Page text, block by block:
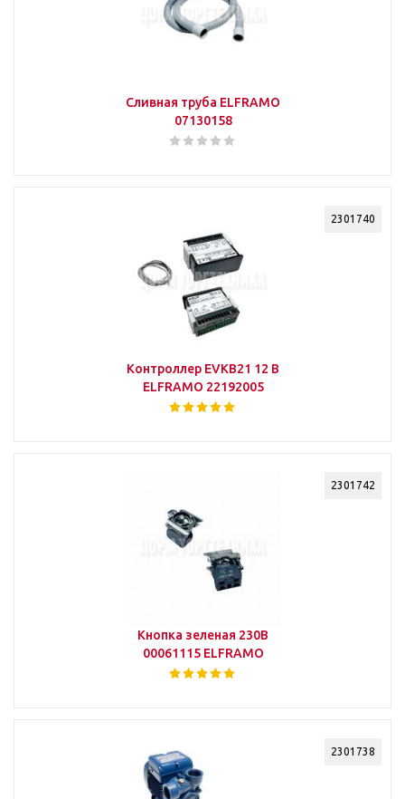
Сливная труба ELFRAMO
07130158
2301740
Контроллер EVKB21 12 В
ELFRAMO 22192005
2301742
Кнопка зеленая 230В
00061115 ELFRAMO
2301738